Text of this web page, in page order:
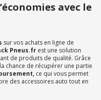
avec le
sur vos achats en ligne de
Pneus.fr est une solution
de produits de qualité. Grâce
chance de récupérer une partie
ce qui vous permet
des accessoires auto tout en